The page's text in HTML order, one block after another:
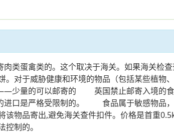
类蛋禽类的。这个取决于海关。如果海关
对于威胁健康和环境的物品（包括某些植
少量的可以邮寄的 英国禁止邮寄入境的食
进口是严格受限制的。 食品属于敏感物品
物品寄出,避免海关查件扣件。价格是首重
制的。